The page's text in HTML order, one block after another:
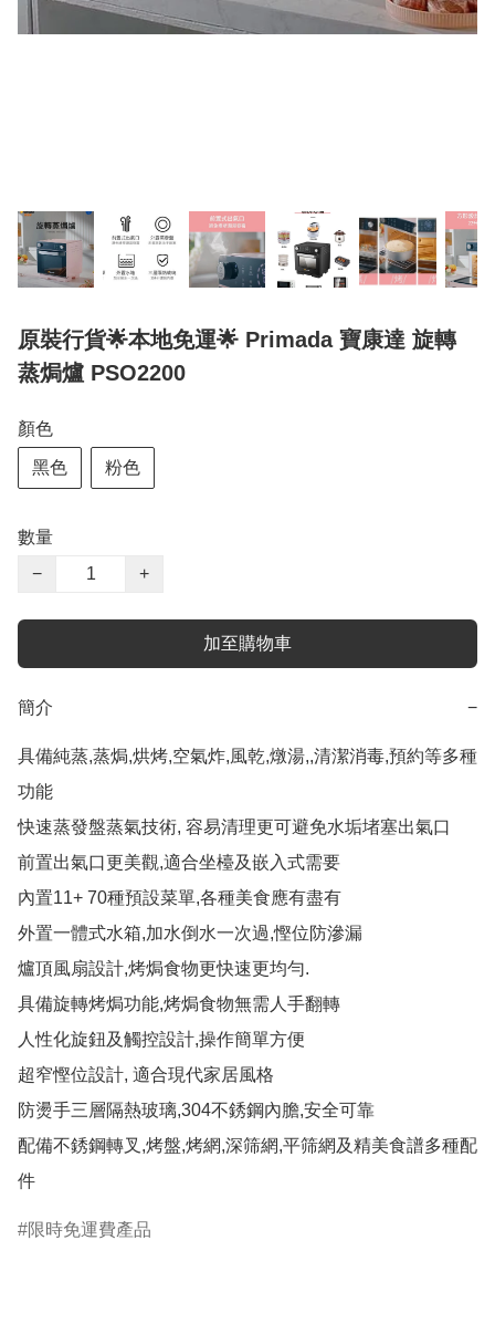
原裝行貨🌟本地免運🌟 Primada 寶康達 旋轉
蒸焗爐 PSO2200
顏色
黑色 粉色
數量
−
+
加至購物車
簡介 −
具備純蒸,蒸焗,烘烤,空氣炸,風乾,燉湯,,清潔消毒,預約等多種
功能
快速蒸發盤蒸氣技術, 容易清理更可避免水垢堵塞出氣口
前置出氣口更美觀,適合坐檯及嵌入式需要
內置11+ 70種預設菜單,各種美食應有盡有
外置一體式水箱,加水倒水一次過,慳位防滲漏
爐頂風扇設計,烤焗食物更快速更均勻.
具備旋轉烤焗功能,烤焗食物無需人手翻轉
人性化旋鈕及觸控設計,操作簡單方便
超窄慳位設計, 適合現代家居風格
防燙手三層隔熱玻璃,304不銹鋼內膽,安全可靠
配備不銹鋼轉叉,烤盤,烤網,深筛網,平筛網及精美食譜多種配
件
限時免運費產品